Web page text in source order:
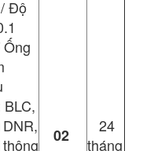
Độ
02
24
tháng